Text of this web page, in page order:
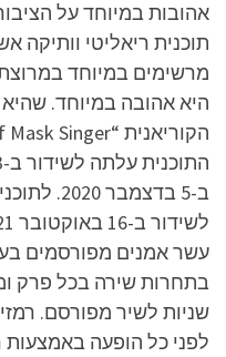
אהובות במיוחד על
תוכנית ריאליטי וותיקה
מרשימים במיוחד
היא אהובה במיוחד.
ב-5
עשר אמנים מפורסמים
שניות לשיר מפורסם.
לפני כל הופעה באמצעות